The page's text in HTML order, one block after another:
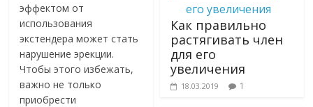
эффектом от
использования
экстендера может стать
нарушение эрекции.
Чтобы этого избежать,
важно не только
приобрести
Как правильно
растягивать член
для его
увеличения
18.03.2019 1